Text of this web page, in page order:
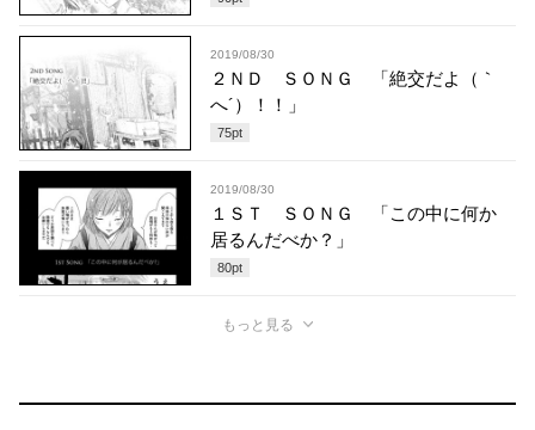
2019/08/30
２ＮＤ ＳＯＮＧ 「絶交だよ（｀
へ´）！！」
75pt
2019/08/30
１ＳＴ ＳＯＮＧ 「この中に何か
居るんだべか？」
80pt
もっと見る